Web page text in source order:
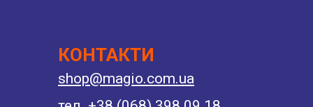
shop@magio.com.ua
КОНТАКТИ